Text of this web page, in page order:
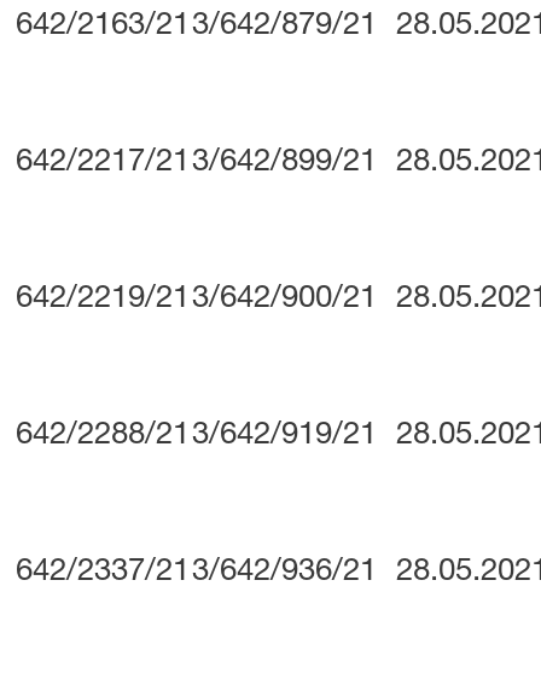
642/2163/21 3/642/879/21
642/2217/21 3/642/899/21
642/2219/21 3/642/900/21
642/2288/21 3/642/919/21
642/2337/21 3/642/936/21